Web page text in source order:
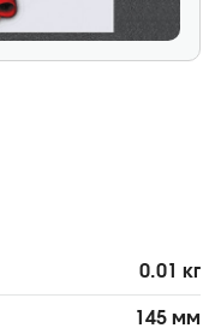
0.01 кг
145 мм